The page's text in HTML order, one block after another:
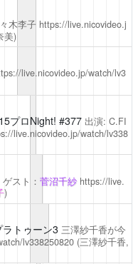
木李子 https://live.nicovideo.j
美)
live.nicovideo.jp/watch/lv3
プロNight! #377 出演: C.FI
live.nicovideo.jp/watch/lv338
ゲスト： 菅沼千紗 https://live.
)
トゥーン3 三澤紗千香が今
lv338250820 (三澤紗千香,